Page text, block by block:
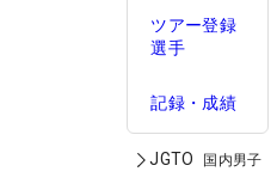
ツアー登録
選手
記録・成績
JGTO 国内男子